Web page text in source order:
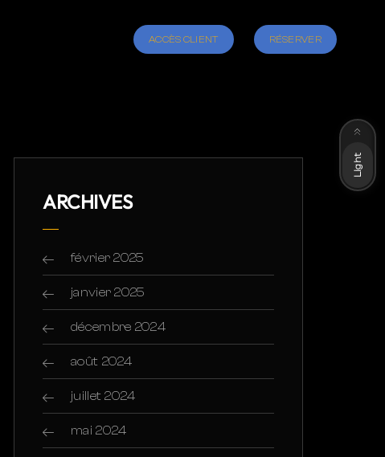
ACCÈS CLIENT RÉSERVER
ARCHIVES
février 2025
janvier 2025
décembre 2024
août 2024
juillet 2024
mai 2024
Light
Dark